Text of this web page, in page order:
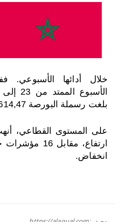
خلال أدائها الأسبوعي.
بلغت رسملة البورصة 614,47 مليار درهم.
ارتفاع،
انخفاض.